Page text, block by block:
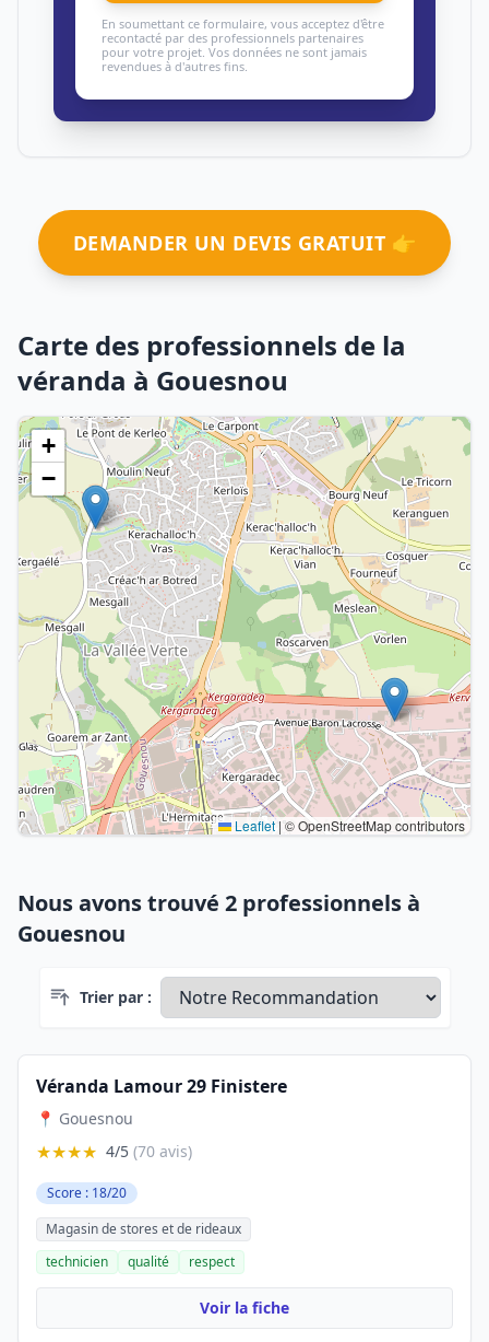
En soumettant ce formulaire, vous acceptez d'être
recontacté par des professionnels partenaires
pour votre projet. Vos données ne sont jamais
revendues à d'autres fins.
DEMANDER UN DEVIS GRATUIT 👉
Carte des professionnels de la
véranda à Gouesnou
+
−
Leaflet| © OpenStreetMap contributors
Nous avons trouvé 2 professionnels à
Gouesnou
Trier par :
Véranda Lamour 29 Finistere
📍 Gouesnou
★★★★ 4/5 (70 avis)
Score : 18/20
Magasin de stores et de rideaux
technicien
qualité respect
Voir la fiche